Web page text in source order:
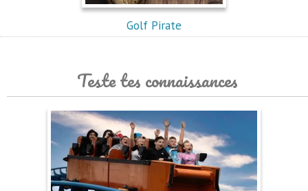
Golf Pirate
Teste tes connaissances